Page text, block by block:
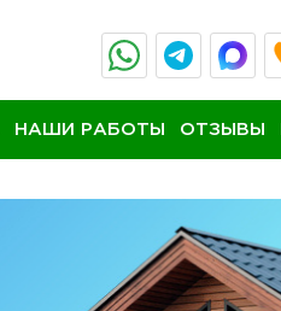
НАШИ РАБОТЫ ОТЗЫВЫ